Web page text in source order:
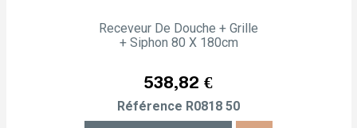
Receveur De Douche + Grille
+ Siphon 80 X 180cm
Prix
538,82 €
Référence R0818 50